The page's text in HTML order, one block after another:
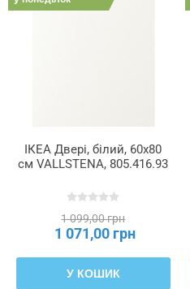
ІКЕА Двері, білий, 60x80
см VALLSTENA, 805.416.93
1 099,00 грн
1 071,00 грн
У КОШИК